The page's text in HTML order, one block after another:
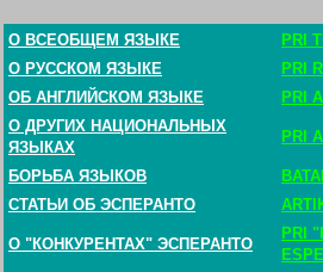
О ВСЕОБЩЕМ ЯЗЫКЕ
PRI
О РУССКОМ ЯЗЫКЕ
PRI
ОБ АНГЛИЙСКОМ ЯЗЫКЕ
PRI
О ДРУГИХ НАЦИОНАЛЬНЫХ
ЯЗЫКАХ
PRI
БОРЬБА ЯЗЫКОВ
СТАТЬИ ОБ ЭСПЕРАНТО
О "КОНКУРЕНТАХ" ЭСПЕРАНТО
PRI